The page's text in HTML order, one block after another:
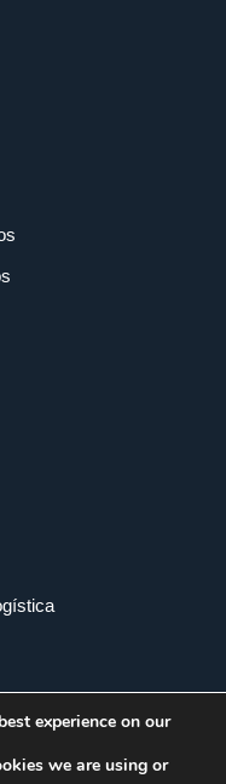
experience on our
we are using or